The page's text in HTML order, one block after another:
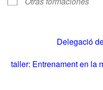
Delegació
taller: Entrenament en la